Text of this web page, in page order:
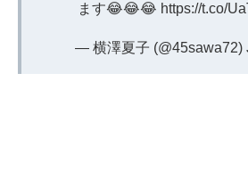
ます😂😂😂 https://t.co/
— 横澤夏子 (@45sawa72)